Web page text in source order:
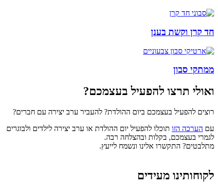
חד קרן וקשת בענן
ממתקי סבון
ואולי תרצו להפעיל בעצמכם?
רוצים להפעיל בעצמכם ביום ההולדת? להעביר ערב יצירה עם חברים?
עם הערכה הזו תוכלו להפעיל יום ההולדת או ערב יצירה לילדים ולבוגרים
לגמרי בעצמכם, בקלות ובהצלחה רבה.
מתלבטים? התקשרו אלינו ונשמח לייעץ.
לקוחותינו מעידים